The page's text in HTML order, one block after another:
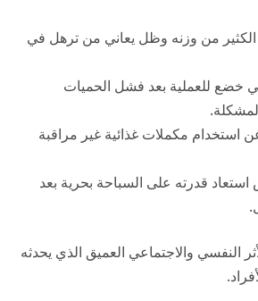
من وزنه وظل يعاني من ترهل في
خضع للعملية بعد فشل الحميات
استخدام مكملات غذائية غير مراقبة
قدرته على السباحة بحرية بعد
النفسي والاجتماعي العميق الذي يحدثه